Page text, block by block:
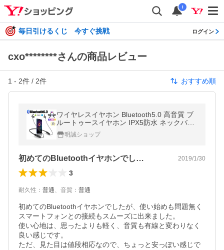
i
毎日引けるくじ 今すぐ挑戦 ログイン
cxo********さんの商品レビュー
1 - 2件 / 2件 おすすめ順
ワイヤレスイヤホン Bluetooth5.0 高音質 ブ
ルートゥースイヤホン IPX5防水 ネックバン
ド式 ヘッドセット マイク内蔵 長時間持続
【PL保険加入済み製品・安心】
明誠ショップ
初めてのBluetoothイヤホンでし… 2019/1/30
3
耐久性 ： 普通、 音質 ： 普通
初めてのBluetoothイヤホンでしたが、使い始めも問題無く
スマートフォンとの接続もスムーズに出来ました。
使い心地は、思ったよりも軽く、音質も有線と変わりなく
良い感じです。
ただ、見た目は値段相応なので、ちょっと安っぽい感じで